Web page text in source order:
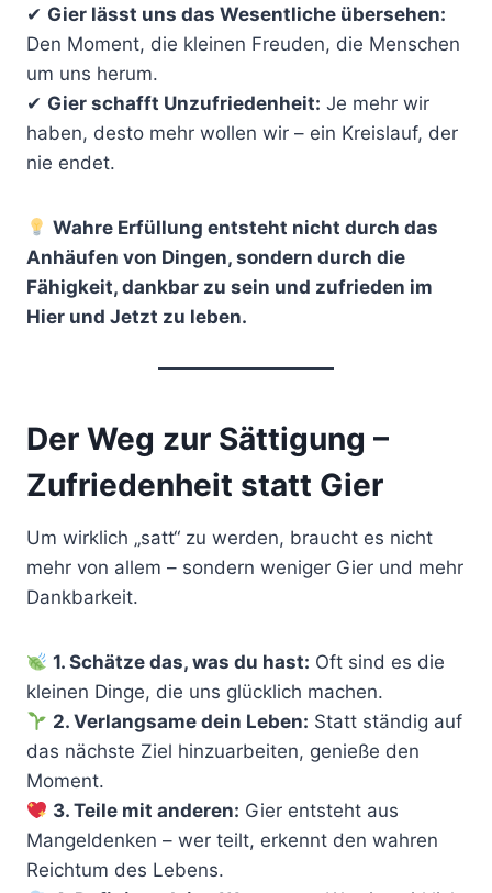
✔ Gier lässt uns das Wesentliche übersehen:
Den Moment, die kleinen Freuden, die Menschen
um uns herum.
✔ Gier schafft Unzufriedenheit: Je mehr wir
haben, desto mehr wollen wir – ein Kreislauf, der
nie endet.
Wahre Erfüllung entsteht nicht durch das
Anhäufen von Dingen, sondern durch die
Fähigkeit, dankbar zu sein und zufrieden im
Hier und Jetzt zu leben.
Der Weg zur Sättigung –
Zufriedenheit statt Gier
Um wirklich „satt“ zu werden, braucht es nicht
mehr von allem – sondern weniger Gier und mehr
Dankbarkeit.
1. Schätze das, was du hast: Oft sind es die
kleinen Dinge, die uns glücklich machen.
2. Verlangsame dein Leben: Statt ständig auf
das nächste Ziel hinzuarbeiten, genieße den
Moment.
3. Teile mit anderen: Gier entsteht aus
Mangeldenken – wer teilt, erkennt den wahren
Reichtum des Lebens.